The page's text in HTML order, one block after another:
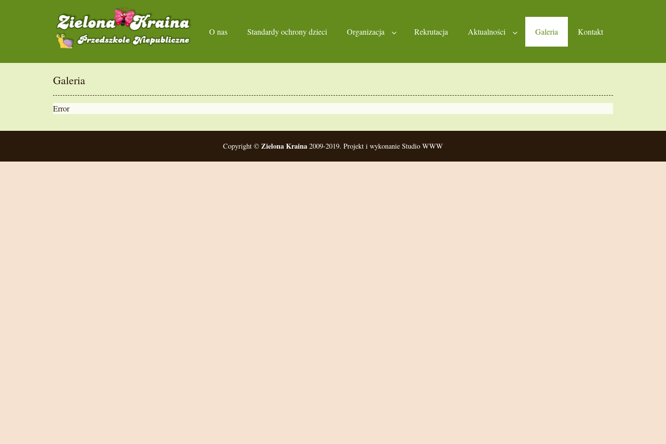
O nas Standardy ochrony dzieci Organizacja Rekrutacja Aktualności Galeria Kontakt
Galeria
Error
Copyright © Zielona Kraina 2009-2019. Projekt i wykonanie Studio WWW